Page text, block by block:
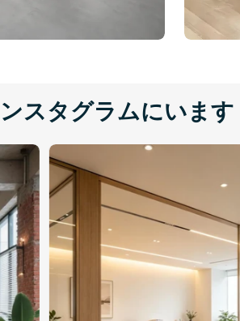
スタグラムにいます